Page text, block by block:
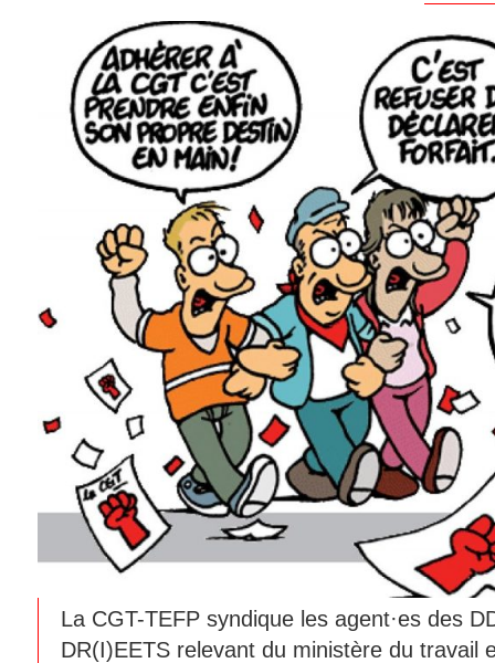
La CGT-TEFP syndique les agent·es des
DR(I)EETS relevant du ministère du travail